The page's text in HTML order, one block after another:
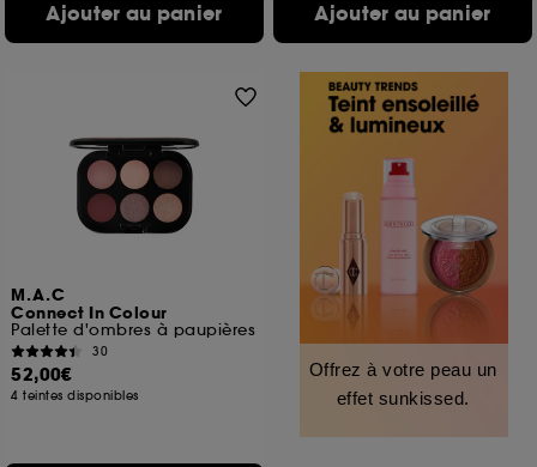
Ajouter au panier Ajouter au panier
M.A.C
Connect In Colour
Palette d'ombres à paupières
30
52,00€
4 teintes disponibles
Offrez à votre peau un
effet sunkissed.